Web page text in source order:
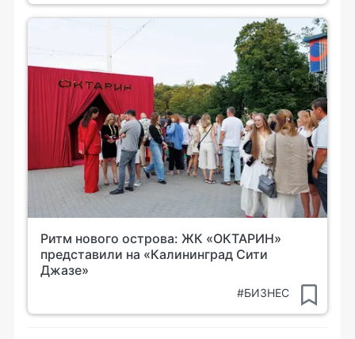
Ритм нового острова: ЖК «ОКТАРИН»
представили на «Калининград Сити
Джазе»
#БИЗНЕС